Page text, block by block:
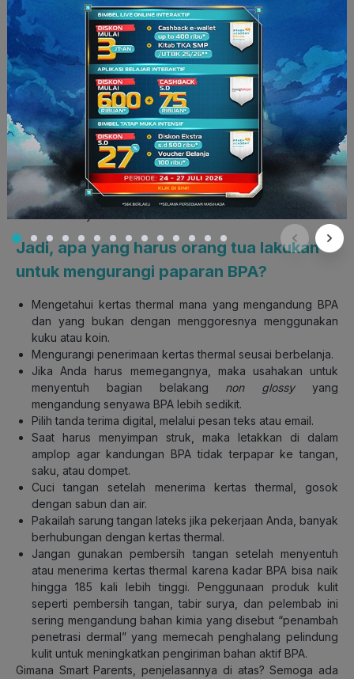
Walau begitu, sebenarnya tidak semua jenis kertas pada
struk belanja mengandung BPA. Berikut ini adalah tes cepat
untuk mengetahui apakah kertas adalah jenis termal yang
mengandung BPA: goreskan sisi kertas yang sudah dicetak.
Jika Smart Parents melihat tanda gelap, kertas itu termal.
Sementara itu, beberapa produsen membuat kertas thermal
“bebas BPA”, dengan menggunakan bahan kimia serupa yaitu
BPS, yang juga dapat menimbulkan bahaya kesehatan yang
mirip dengan BPA. Keduanya mudah ditransfer ke kulit.
Bisphenol A maupun S ini mudah diserap melalui kulit karena
kulit molekulnya lebih kecil.
Jadi, apa yang harus orang tua lakukan
untuk mengurangi paparan BPA?
Mengetahui kertas thermal mana yang mengandung BPA
dan yang bukan dengan menggoresnya menggunakan
kuku atau koin.
Mengurangi penerimaan kertas thermal seusai berbelanja.
Jika Anda harus memegangnya, maka usahakan untuk
menyentuh bagian belakang non glossyyang
mengandung senyawa BPA lebih sedikit.
Pilih tanda terima digital, melalui pesan teks atau email.
Saat harus menyimpan struk, maka letakkan di dalam
amplop agar kandungan BPA tidak terpapar ke tangan,
saku, atau dompet.
Cuci tangan setelah menerima kertas thermal, gosok
dengan sabun dan air.
Pakailah sarung tangan lateks jika pekerjaan Anda, banyak
berhubungan dengan kertas thermal.
Jangan gunakan pembersih tangan setelah menyentuh
atau menerima kertas thermal karena kadar BPA bisa naik
hingga 185 kali lebih tinggi. Penggunaan produk kulit
seperti pembersih tangan, tabir surya, dan pelembab ini
sering mengandung bahan kimia yang disebut “penambah
penetrasi dermal” yang memecah penghalang pelindung
kulit untuk meningkatkan pengiriman bahan aktif BPA.
Gimana Smart Parents, penjelasannya di atas? Semoga ada